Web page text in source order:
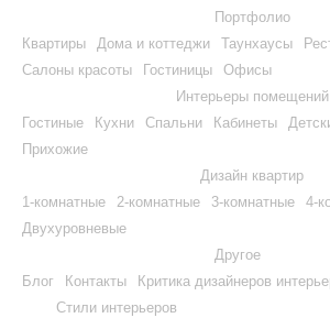
Портфолио
Квартиры
Дома и коттеджи Таунхаусы
Салоны красоты
Гостиницы
Офисы
Интерьеры помещений
Гостиные
Кухни Спальни Кабинеты
Прихожие
Дизайн квартир
1-комнатные
2-комнатные 3-комнатные
4-
Двухуровневые
Другое
Блог
Контакты Критика дизайнеров
Стили интерьеров